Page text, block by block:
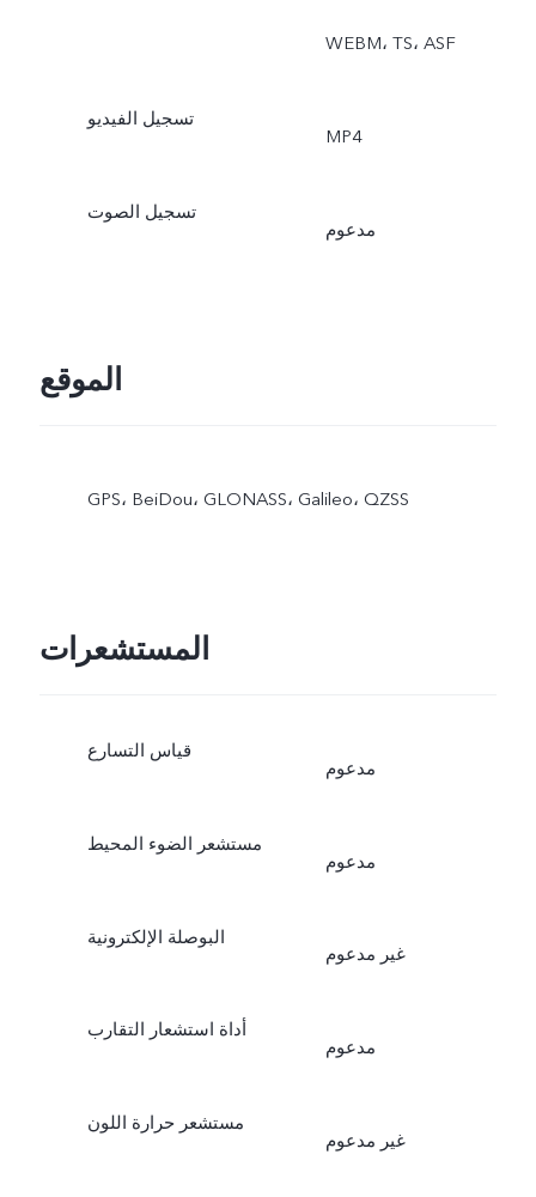
‏WEBM، ‏TS، ‏ASF
تسجيل الفيديو
MP4
تسجيل الصوت
مدعوم
الموقع
GPS،‏ BeiDou،‏ GLONASS،‏ Galileo،‏ QZSS
المستشعرات
قياس التسارع
مدعوم
مستشعر الضوء المحيط
مدعوم
البوصلة الإلكترونية
غير مدعوم
أداة استشعار التقارب
مدعوم
مستشعر حرارة اللون
غير مدعوم